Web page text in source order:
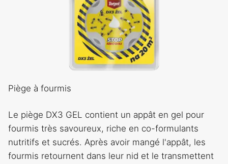
Piège à fourmis
Le piège DX3 GEL contient un appât en gel pour
fourmis très savoureux, riche en co-formulants
nutritifs et sucrés. Après avoir mangé l'appât, les
fourmis retournent dans leur nid et le transmettent